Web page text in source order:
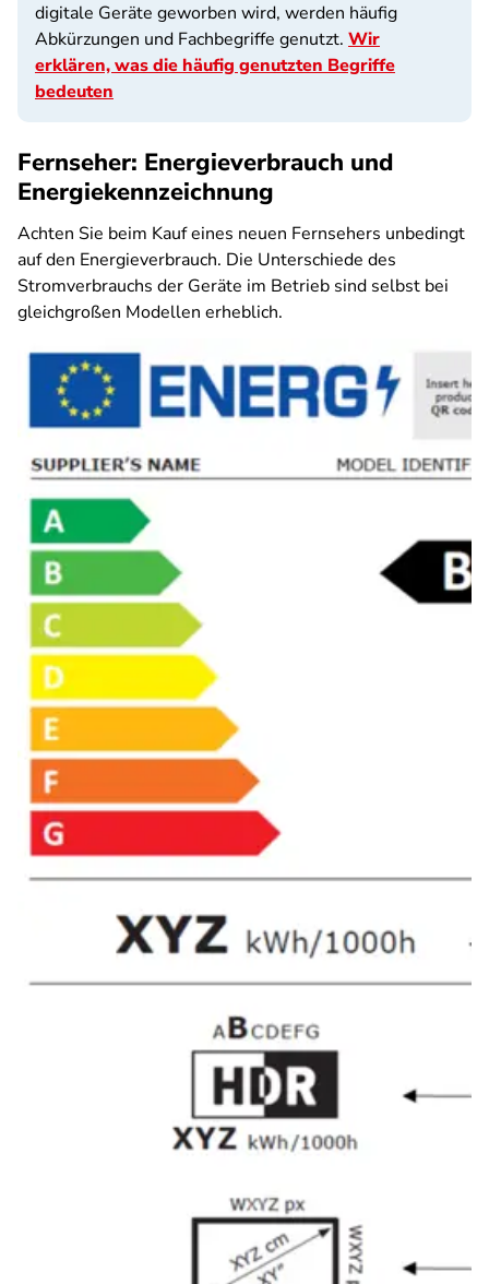
digitale Geräte geworben wird, werden häufig
Abkürzungen und Fachbegriffe genutzt. Wir
erklären, was die häufig genutzten Begriffe
bedeuten
Fernseher: Energieverbrauch und
Energiekennzeichnung
Achten Sie beim Kauf eines neuen Fernsehers unbedingt
auf den Energieverbrauch. Die Unterschiede des
Stromverbrauchs der Geräte im Betrieb sind selbst bei
gleichgroßen Modellen erheblich.